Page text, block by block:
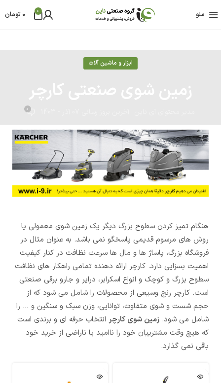
منو 0
0 تومان
ابزار و ماشین آلات
0
هنگام تمیز کردن سطوح بزرگ دیگر یک زمین شوی معمولی یا
روش های مرسوم قدیمی پاسخگو نمی باشد. به عنوان مثال در
فروشگاه بزرگ، پاساژ ها و مال ها سرعت نظافت در کنار کیفیت
اهمیت بسزایی دارد. کارچر ارائه دهنده تمامی راهکار های نظافت
سطوح بزرگ و کوچک و انواع اسکرابر، درایر و جارو برقی صنعتی
است. کارچر رنج وسیعی از محصولات را شامل می شود که از
حجم شست و شوی متفاوت، توانایی، وزن سبک و سنگین و ... را
شامل می شود. زمین شوی کارچر انتخاب حرفه ای و برندی است
که هیچ وقت مشترییان خود را ناامید یا ناراضی از خرید خود
باقی نمی گذارد.